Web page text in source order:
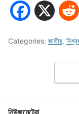
Categories: জাতীয়,